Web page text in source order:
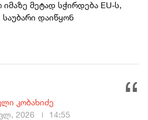
მეტად სჭირდება EU-ს,
დაიწყონ
კობახიძე
2026
14:55